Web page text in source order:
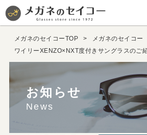
メガネのセイコーTOP メガネのセイコー
ワイリーXENZO×NXT度付きサングラスのご
お知らせ
News